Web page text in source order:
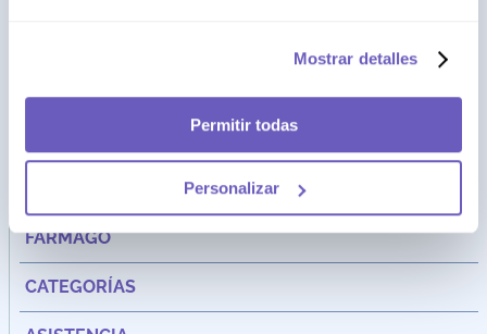
Mostrar detalles
Permitir todas
Personalizar
Av. Santa Cecilia Nro. 265 Ate - Lima, Perú
FARMAGO
CATEGORÍAS